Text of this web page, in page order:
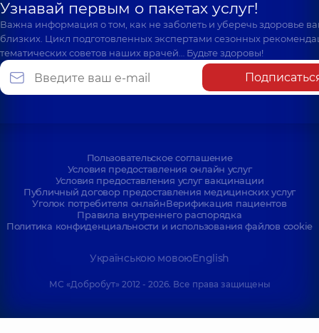
Узнавай первым о пакетах услуг!
Важна информация о том, как не заболеть и уберечь здоровье
близких. Цикл подготовленных экспертами сезонных
тематических советов наших врачей… Будьте здоровы!
Пользовательское соглашение
Условия предоставления онлайн услуг
Условия предоставления услуг вакцинации
Публичный договор предоставления медицинских услуг
Уголок потребителя онлайнВерификация пациентов
Правила внутреннего распорядка
Политика конфиденциальности и использования файлов cookie
Українською мовоюEnglish
МС «Добробут» 2012 - 2026. Все права защищены